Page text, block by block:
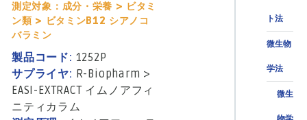
ト法
微生物
学法
微生
測定対象：成分・栄養 > ビタミ
ン類 > ビタミンB12 シアノコ
バラミン
製品コード: 1252P
サプライヤ: R-Biopharm >
EASI-EXTRACT イムノアフィ
ニティカラム